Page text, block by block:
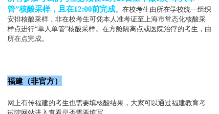
管”核酸采样，且在12:00前完成。在校考生由所在学校统一组织
安排核酸采样，非在校考生可凭本人准考证至上海市常态化核酸采
样点进行“单人单管”核酸采样。在方舱隔离点或医院治疗的考生，由
所在点完成。
福建（非官方）
网上有传福建的考生也需要填核酸结果，大家可以通过福建教育考